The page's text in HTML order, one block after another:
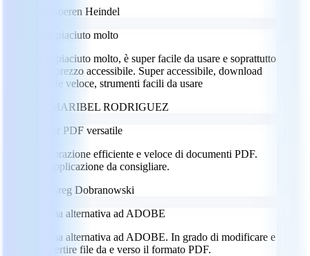
Goeren Heindel
Mi è piaciuto molto
Mi è piaciuto molto, è super facile da usare e soprattutto
a un prezzo accessibile. Super accessibile, download
dei file veloce, strumenti facili da usare
MARIBEL RODRIGUEZ
Editor PDF versatile
Elaborazione efficiente e veloce di documenti PDF.
Un'applicazione da consigliare.
Greg Dobranowski
Ottima alternativa ad ADOBE
Ottima alternativa ad ADOBE. In grado di modificare e
convertire file da e verso il formato PDF.